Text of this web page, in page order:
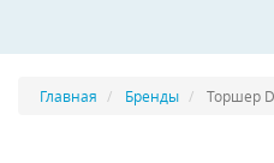
Главная Бренды Торшер